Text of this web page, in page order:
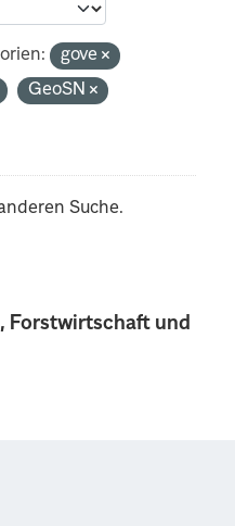
Forstwirtschaft und
gove
GeoSN
Suche.